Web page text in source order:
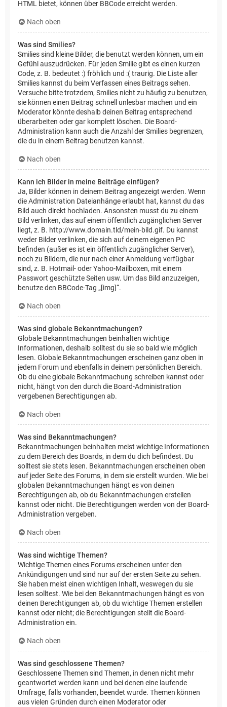
HTML bietet, können über BBCode erreicht werden.
Nach oben
Was sind Smilies?
Smilies sind kleine Bilder, die benutzt werden können, um ein
Gefühl auszudrücken. Für jeden Smilie gibt es einen kurzen
Code, z. B. bedeutet :) fröhlich und :( traurig. Die Liste aller
Smilies kannst du beim Verfassen eines Beitrags sehen.
Versuche bitte trotzdem, Smilies nicht zu häufig zu benutzen,
sie können einen Beitrag schnell unlesbar machen und ein
Moderator könnte deshalb deinen Beitrag entsprechend
überarbeiten oder gar komplett löschen. Die Board-
Administration kann auch die Anzahl der Smilies begrenzen,
die du in einem Beitrag benutzen kannst.
Nach oben
Kann ich Bilder in meine Beiträge einfügen?
Ja, Bilder können in deinem Beitrag angezeigt werden. Wenn
die Administration Dateianhänge erlaubt hat, kannst du das
Bild auch direkt hochladen. Ansonsten musst du zu einem
Bild verlinken, das auf einem öffentlich zugänglichen Server
liegt, z. B. http://www.domain.tld/mein-bild.gif. Du kannst
weder Bilder verlinken, die sich auf deinem eigenen PC
befinden (außer es ist ein öffentlich zugänglicher Server),
noch zu Bildern, die nur nach einer Anmeldung verfügbar
sind, z. B. Hotmail- oder Yahoo-Mailboxen, mit einem
Passwort geschützte Seiten usw. Um das Bild anzuzeigen,
benutze den BBCode-Tag „[img]“.
Nach oben
Was sind globale Bekanntmachungen?
Globale Bekanntmachungen beinhalten wichtige
Informationen, deshalb solltest du sie so bald wie möglich
lesen. Globale Bekanntmachungen erscheinen ganz oben in
jedem Forum und ebenfalls in deinem persönlichen Bereich.
Ob du eine globale Bekanntmachung schreiben kannst oder
nicht, hängt von den durch die Board-Administration
vergebenen Berechtigungen ab.
Nach oben
Was sind Bekanntmachungen?
Bekanntmachungen beinhalten meist wichtige Informationen
zu dem Bereich des Boards, in dem du dich befindest. Du
solltest sie stets lesen. Bekanntmachungen erscheinen oben
auf jeder Seite des Forums, in dem sie erstellt wurden. Wie bei
globalen Bekanntmachungen hängt es von deinen
Berechtigungen ab, ob du Bekanntmachungen erstellen
kannst oder nicht. Die Berechtigungen werden von der Board-
Administration vergeben.
Nach oben
Was sind wichtige Themen?
Wichtige Themen eines Forums erscheinen unter den
Ankündigungen und sind nur auf der ersten Seite zu sehen.
Sie haben meist einen wichtigen Inhalt, weswegen du sie
lesen solltest. Wie bei den Bekanntmachungen hängt es von
deinen Berechtigungen ab, ob du wichtige Themen erstellen
kannst oder nicht; die Berechtigungen stellt die Board-
Administration ein.
Nach oben
Was sind geschlossene Themen?
Geschlossene Themen sind Themen, in denen nicht mehr
geantwortet werden kann und bei denen eine laufende
Umfrage, falls vorhanden, beendet wurde. Themen können
aus vielen Gründen durch einen Moderator oder